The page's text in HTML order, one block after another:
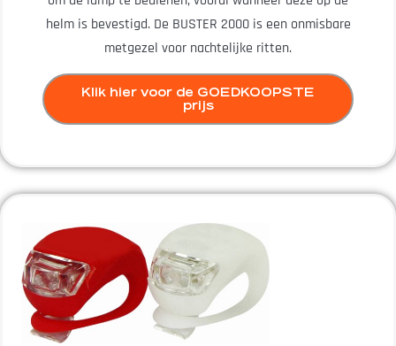
helm is bevestigd. De BUSTER 2000 is een onmisbare
metgezel voor nachtelijke ritten.
Klik hier voor de GOEDKOOPSTE
prijs